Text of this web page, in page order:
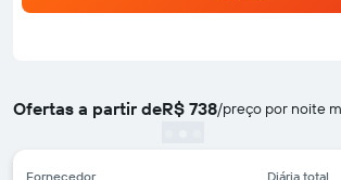
Ofertas a partir deR$ 738/preço por noite
Fornecedor Diária total